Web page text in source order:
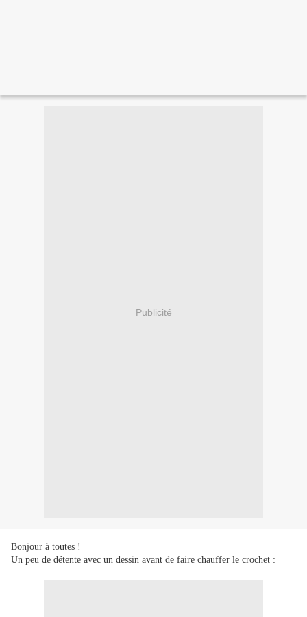
Publicité
Bonjour à toutes !
Un peu de détente avec un dessin avant de faire chauffer le crochet :